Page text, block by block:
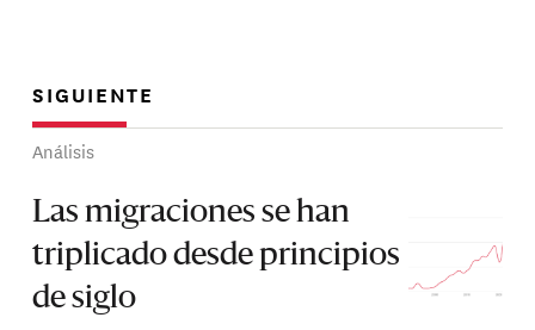
SIGUIENTE
Análisis
Las migraciones se han
triplicado desde principios
de siglo